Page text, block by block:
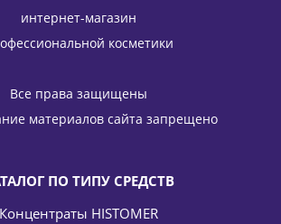
862руб. /шт 5 720руб.
-15% Экономия 858руб.
интернет-магазин
косметики
Все права защищены
материалов сайта запрещено
ПО ТИПУ СРЕДСТВ
Концентраты HISTOMER